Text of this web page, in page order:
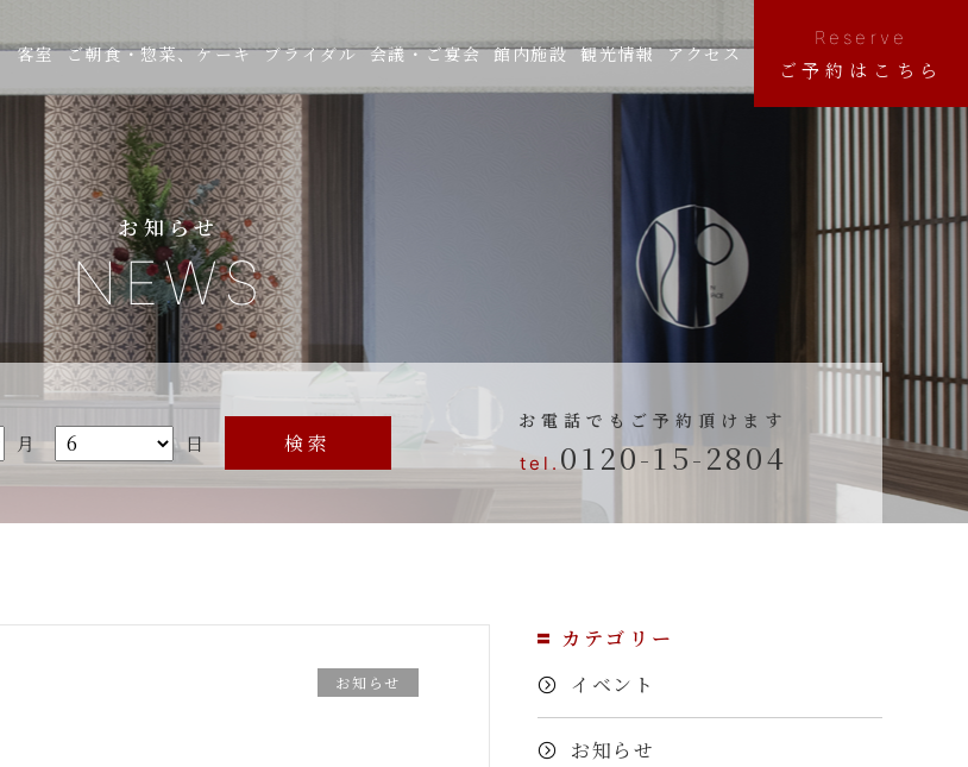
客室 ご朝食・惣菜、ケーキ ブライダル 会議・ご宴会 館内施設 観光情報 アクセス
Reserve
ご予約はこちら
お知らせ
NEWS
月 日
お電話でもご予約頂けます
tel. 0120-15-2804
お知らせ
カテゴリー
イベント
お知らせ